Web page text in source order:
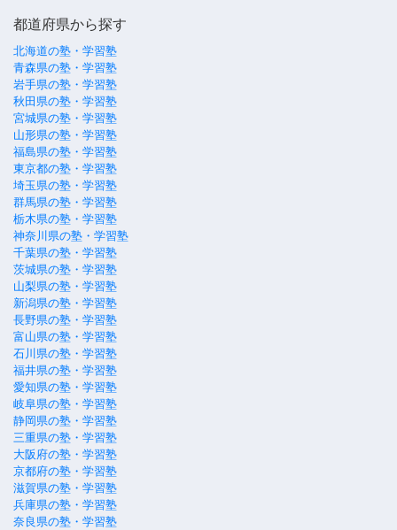
都道府県から探す
北海道の塾・学習塾
青森県の塾・学習塾
岩手県の塾・学習塾
秋田県の塾・学習塾
宮城県の塾・学習塾
山形県の塾・学習塾
福島県の塾・学習塾
東京都の塾・学習塾
埼玉県の塾・学習塾
群馬県の塾・学習塾
栃木県の塾・学習塾
神奈川県の塾・学習塾
千葉県の塾・学習塾
茨城県の塾・学習塾
山梨県の塾・学習塾
新潟県の塾・学習塾
長野県の塾・学習塾
富山県の塾・学習塾
石川県の塾・学習塾
福井県の塾・学習塾
愛知県の塾・学習塾
岐阜県の塾・学習塾
静岡県の塾・学習塾
三重県の塾・学習塾
大阪府の塾・学習塾
京都府の塾・学習塾
滋賀県の塾・学習塾
兵庫県の塾・学習塾
奈良県の塾・学習塾